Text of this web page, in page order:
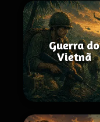
Guerra do
Vietnã